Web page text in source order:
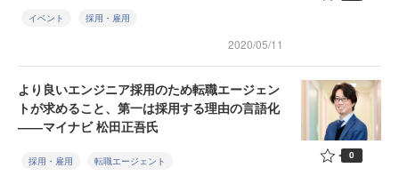
イベント 採用・雇用
2020/05/11
より良いエンジニア採用のため転職エージェン
トが求めること、第一は採用する理由の言語化
――マイナビ 松田正吾氏
採用・雇用 転職エージェント 0